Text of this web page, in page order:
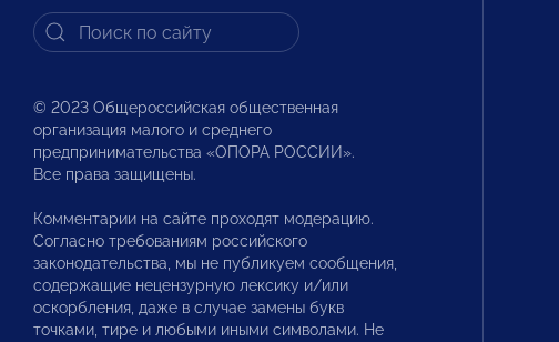
© 2023 Общероссийская общественная
организация малого и среднего
предпринимательства «ОПОРА РОССИИ».
Все права защищены.
Комментарии на сайте проходят модерацию.
Согласно требованиям российского
законодательства, мы не публикуем сообщения,
содержащие нецензурную лексику и/или
оскорбления, даже в случае замены букв
точками, тире и любыми иными символами. Не